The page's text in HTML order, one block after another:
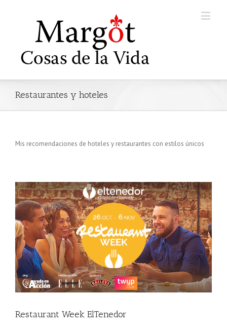
Restaurantes y hoteles
Mis recomendaciones de hoteles y restaurantes con estilos únicos
Restaurant Week ElTenedor